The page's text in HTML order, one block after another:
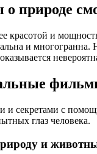
природе
красотой и
и
и секретами с
глаз человека.
и